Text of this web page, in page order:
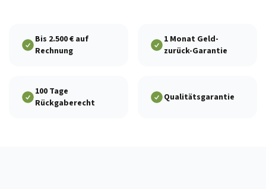
Bis 2.500 € auf
Rechnung
1 Monat Geld-
zurück-Garantie
100 Tage
Rückgaberecht
Qualitätsgarantie